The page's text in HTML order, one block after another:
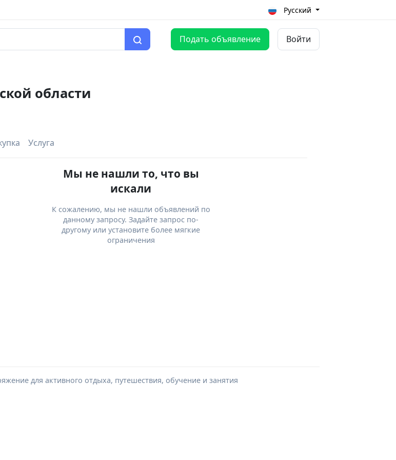
Русский
Подать объявление Войти
области
Услуга
Мы не нашли то, что вы
искали
К сожалению, мы не нашли объявлений по
данному запросу. Задайте запрос по-
другому или установите более мягкие
ограничения
для активного отдыха, путешествия, обучение и занятия